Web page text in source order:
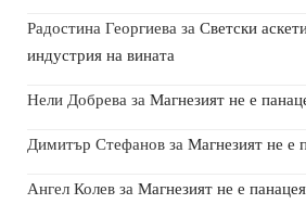
Радостина Георгиева за Светски
индустрия на вината
Нели Добрева за Магнезият не е
Димитър Стефанов за Магнезият не е
Ангел Колев за Магнезият не е панацея